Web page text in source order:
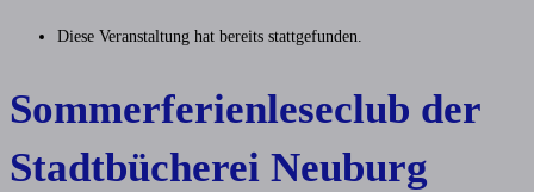
Diese Veranstaltung hat bereits stattgefunden.
Sommerferienleseclub der
Stadtbücherei Neuburg